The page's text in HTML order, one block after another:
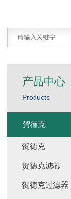
产品中心
Products
贺德克
贺德克
贺德克滤芯
贺德克过滤器